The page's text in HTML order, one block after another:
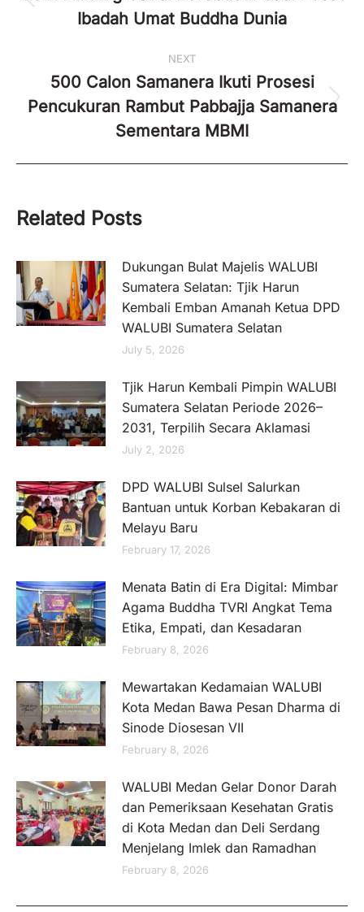
Previous
post:
Ibadah Umat Buddha Dunia
NEXT
Next
post:
500 Calon Samanera Ikuti Prosesi
Pencukuran Rambut Pabbajja Samanera
Sementara MBMI
Related Posts
Dukungan Bulat Majelis WALUBI
Sumatera Selatan: Tjik Harun
Kembali Emban Amanah Ketua DPD
WALUBI Sumatera Selatan
July 5, 2026
Tjik Harun Kembali Pimpin WALUBI
Sumatera Selatan Periode 2026–
2031, Terpilih Secara Aklamasi
July 2, 2026
DPD WALUBI Sulsel Salurkan
Bantuan untuk Korban Kebakaran di
Melayu Baru
February 17, 2026
Menata Batin di Era Digital: Mimbar
Agama Buddha TVRI Angkat Tema
Etika, Empati, dan Kesadaran
February 8, 2026
Mewartakan Kedamaian WALUBI
Kota Medan Bawa Pesan Dharma di
Sinode Diosesan VII
February 8, 2026
WALUBI Medan Gelar Donor Darah
dan Pemeriksaan Kesehatan Gratis
di Kota Medan dan Deli Serdang
Menjelang Imlek dan Ramadhan
February 8, 2026